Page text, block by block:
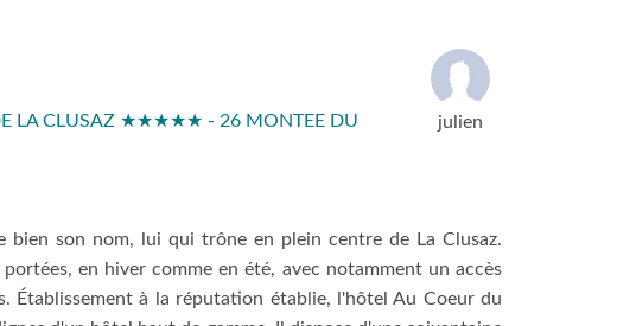
LA CLUSAZ ★★★★★ - 26 MONTEE DU
julien
bien son nom, lui qui trône en plein centre de La Clusaz.
en hiver comme en été, avec notamment un accès
Établissement à la réputation établie, l'hôtel Au Coeur du